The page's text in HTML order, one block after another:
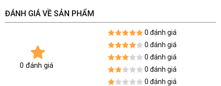
ĐÁNH GIÁ VỀ SẢN PHẨM
0 đánh giá
0 đánh giá
0 đánh giá
0 đánh giá
0 đánh giá
0 đánh giá